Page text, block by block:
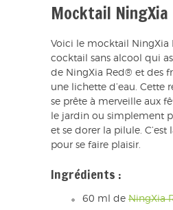
Mocktail NingXia
Voici le mocktail NingXia
cocktail sans alcool qui
de NingXia Red® et des
une lichette d’eau. Cette
se prête à merveille aux
le jardin ou simplement
et se dorer la pilule. C’est
pour se faire plaisir.
Ingrédients :
60 ml de NingXia